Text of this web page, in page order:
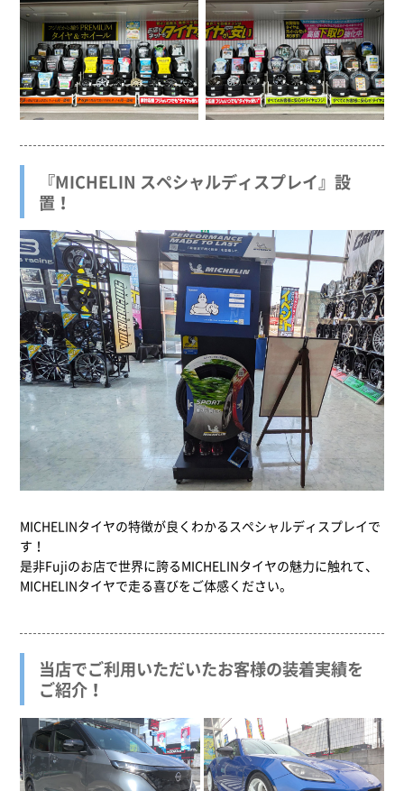
『MICHELIN スペシャルディスプレイ』設
置！
MICHELINタイヤの特徴が良くわかるスペシャルディスプレイで
す！
是非Fujiのお店で世界に誇るMICHELINタイヤの魅力に触れて、
MICHELINタイヤで走る喜びをご体感ください。
当店でご利用いただいたお客様の装着実績を
ご紹介！